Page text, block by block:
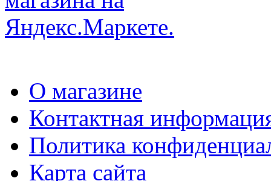
О магазине
Контактная
Политика
Карта сайта